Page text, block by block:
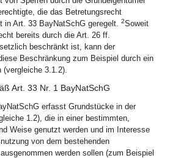
die das Betretungsrecht
in Art. 33 BayNatSchG geregelt. 2Soweit
bereits durch die Art. 26 ff.
beschränkt ist, kann der
Beschränkung zum Beispiel durch ein
(vergleiche 3.1.2).
Art. 33 Nr. 1 BayNatSchG
erfasst Grundstücke in der
1.2), die in einer bestimmten,
Weise genutzt werden und im Interesse
von dem bestehenden
werden sollen (zum Beispiel